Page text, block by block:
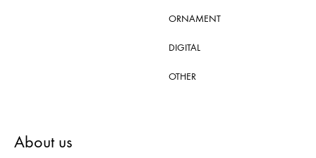
ORNAMENT
DIGITAL
OTHER
About us